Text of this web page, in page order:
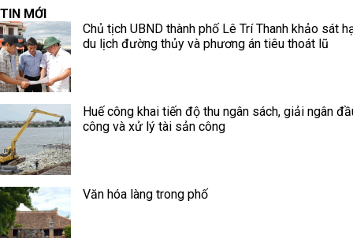
TIN MỚI
Chủ tịch UBND thành phố Lê Trí Thanh khảo sát
du lịch đường thủy và phương án tiêu thoát lũ
Huế công khai tiến độ thu ngân sách, giải ngân
công và xử lý tài sản công
Văn hóa làng trong phố